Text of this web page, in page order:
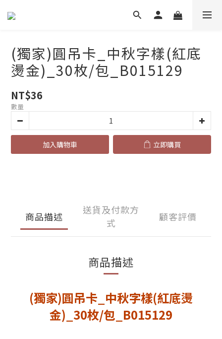
(獨家)圓吊卡_中秋字樣(紅底
燙金)_30枚/包_B015129
NT$36
數量
加入購物車 立即購買
商品描述
送貨及付款方
式
顧客評價
商品描述
(獨家)圓吊卡_中秋字樣(紅底燙
金)_30枚/包_B015129